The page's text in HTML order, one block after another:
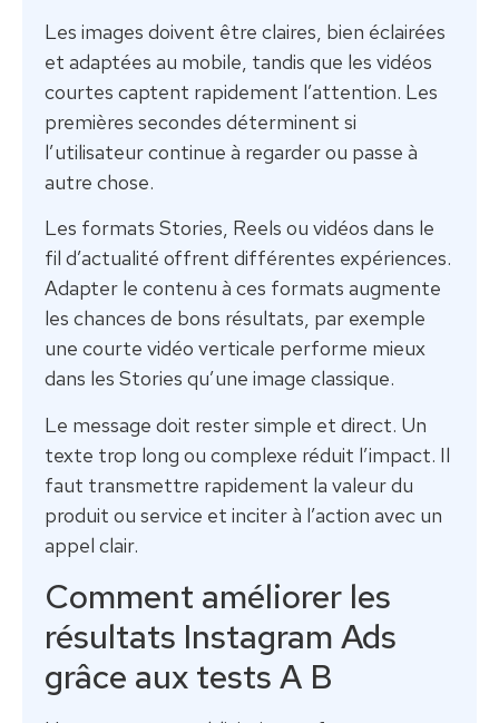
Les images doivent être claires, bien éclairées
et adaptées au mobile, tandis que les vidéos
courtes captent rapidement l’attention. Les
premières secondes déterminent si
l’utilisateur continue à regarder ou passe à
autre chose.
Les formats Stories, Reels ou vidéos dans le
fil d’actualité offrent différentes expériences.
Adapter le contenu à ces formats augmente
les chances de bons résultats, par exemple
une courte vidéo verticale performe mieux
dans les Stories qu’une image classique.
Le message doit rester simple et direct. Un
texte trop long ou complexe réduit l’impact. Il
faut transmettre rapidement la valeur du
produit ou service et inciter à l’action avec un
appel clair.
Comment améliorer les
résultats Instagram Ads
grâce aux tests A B